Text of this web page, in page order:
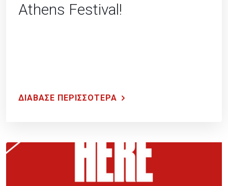
Athens Festival!
ΔΙΑΒΑΣΕ ΠΕΡΙΣΣΟΤΕΡΑ